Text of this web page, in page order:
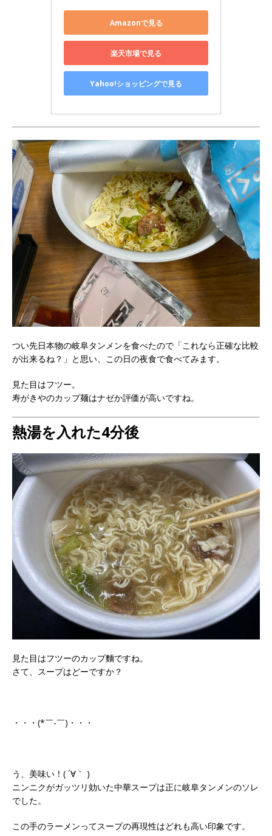
Amazonで見る
楽天市場で見る
Yahoo!ショッピングで見る
つい先日本物の岐阜タンメンを食べたので「これなら正確な比較
が出来るね？」と思い、この日の夜食で食べてみます。
見た目はフツー。
寿がきやのカップ麺はナゼか評価が高いですね。
熱湯を入れた4分後
見た目はフツーのカップ麵ですね。
さて、スープはどーですか？
・・・(*￣-￣)・・・
う、美味い！( ´∀｀ )
ニンニクがガッツリ効いた中華スープは正に岐阜タンメンのソレ
でした。
この手のラーメンってスープの再現性はどれも高い印象です。